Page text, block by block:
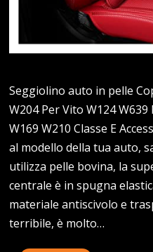
Seggiolino auto in pelle
W204 Per Vito W124
W169 W210 Classe E
al modello della tua auto,
utilizza pelle bovina, la
centrale è in spugna
materiale antiscivolo e
terribile, è molto…